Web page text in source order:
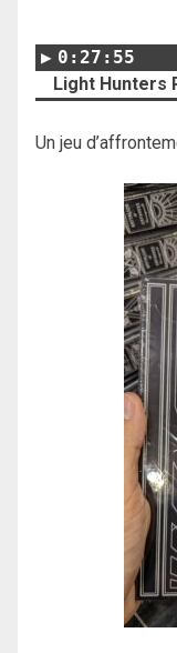
0:27:55
Light Hunters
Un jeu